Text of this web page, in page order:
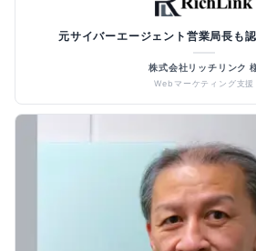
元サイバーエージェント営業局長も
株式会社リッチリンク
Webマーケティング支援